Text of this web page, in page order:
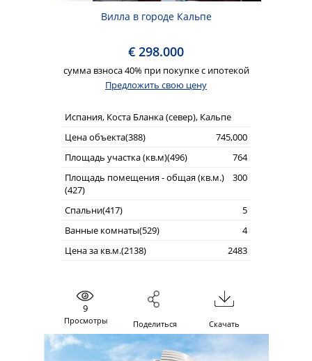
Вилла в городе Кальпе
€ 298.000
сумма взноса 40% при покупке с ипотекой
Предложить свою цену
Испания, Коста Бланка (север), Кальпе
Цена объекта(388)
745,000
Площадь участка (кв.м)(496)
764
Площадь помещения - общая (кв.м.)
(427)
300
Спальни(417)
5
Ванные комнаты(529)
4
Цена за кв.м.(2138)
2483
9
Просмотры Поделиться Скачать